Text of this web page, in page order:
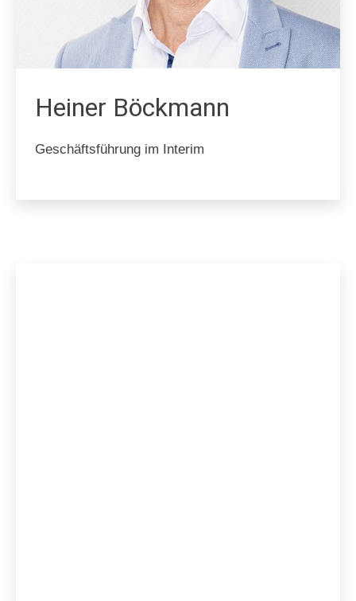
Heiner Böckmann
Geschäftsführung im Interim